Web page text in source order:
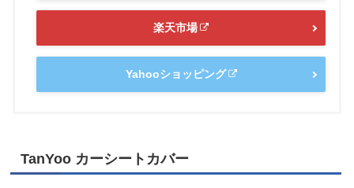
楽天市場
Yahooショッピング
TanYoo カーシートカバー